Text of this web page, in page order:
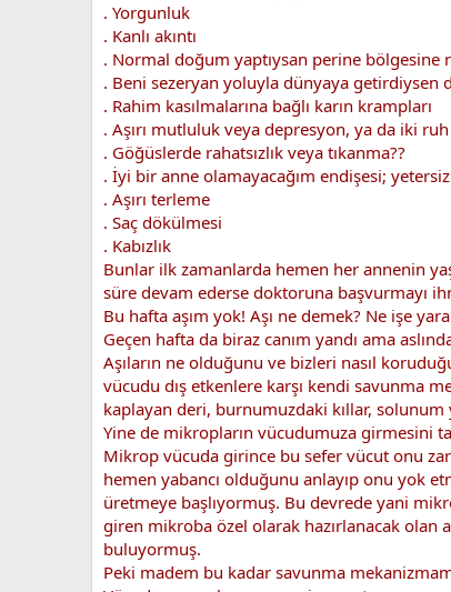
. Yorgunluk
. Kanlı akıntı
. Normal doğum yaptıysan perine bölgesine
. Beni sezeryan yoluyla dünyaya getirdiysen
. Rahim kasılmalarına bağlı karın krampları
. Aşırı mutluluk veya depresyon, ya da iki
. Göğüslerde rahatsızlık veya tıkanma??
. İyi bir anne olamayacağım endişesi;
. Aşırı terleme
. Saç dökülmesi
. Kabızlık
Bunlar ilk zamanlarda hemen her annenin
süre devam ederse doktoruna başvurmayı
Bu hafta aşım yok! Aşı ne demek? Ne işe
Geçen hafta da biraz canım yandı ama
Aşıların ne olduğunu ve bizleri nasıl
vücudu dış etkenlere karşı kendi savunma
kaplayan deri, burnumuzdaki kıllar,
Yine de mikropların vücudumuza girmesini
Mikrop vücuda girince bu sefer vücut onu
hemen yabancı olduğunu anlayıp onu yok
üretmeye başlıyormuş. Bu devrede yani
giren mikroba özel olarak hazırlanacak olan
buluyormuş.
Peki madem bu kadar savunma